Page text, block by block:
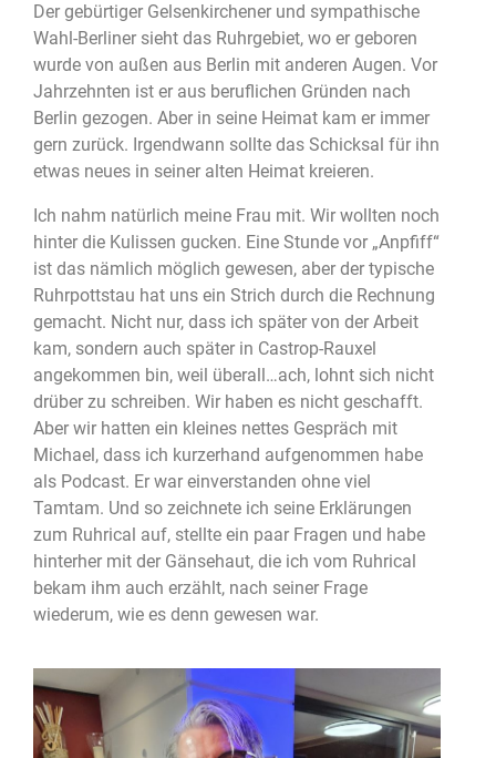
Der gebürtiger Gelsenkirchener und sympathische
Wahl-Berliner sieht das Ruhrgebiet, wo er geboren
wurde von außen aus Berlin mit anderen Augen. Vor
Jahrzehnten ist er aus beruflichen Gründen nach
Berlin gezogen. Aber in seine Heimat kam er immer
gern zurück. Irgendwann sollte das Schicksal für ihn
etwas neues in seiner alten Heimat kreieren.
Ich nahm natürlich meine Frau mit. Wir wollten noch
hinter die Kulissen gucken. Eine Stunde vor „Anpfiff“
ist das nämlich möglich gewesen, aber der typische
Ruhrpottstau hat uns ein Strich durch die Rechnung
gemacht. Nicht nur, dass ich später von der Arbeit
kam, sondern auch später in Castrop-Rauxel
angekommen bin, weil überall…ach, lohnt sich nicht
drüber zu schreiben. Wir haben es nicht geschafft.
Aber wir hatten ein kleines nettes Gespräch mit
Michael, dass ich kurzerhand aufgenommen habe
als Podcast. Er war einverstanden ohne viel
Tamtam. Und so zeichnete ich seine Erklärungen
zum Ruhrical auf, stellte ein paar Fragen und habe
hinterher mit der Gänsehaut, die ich vom Ruhrical
bekam ihm auch erzählt, nach seiner Frage
wiederum, wie es denn gewesen war.